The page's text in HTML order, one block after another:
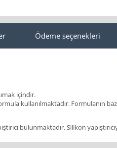
Ödeme seçenekleri
içindir.
kullanılmaktadır. Formulanın
bulunmaktadır. Silikon